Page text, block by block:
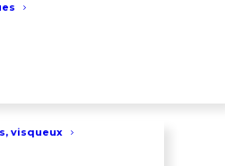
visqueux
vous pouvez
bar
diesel
mobile